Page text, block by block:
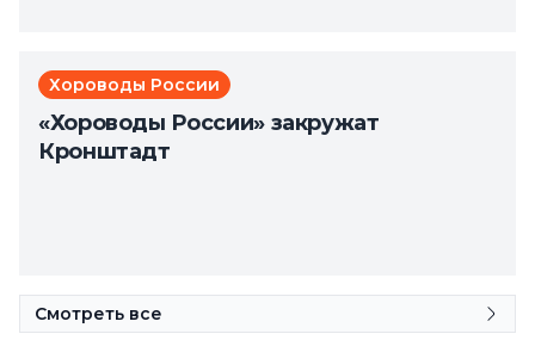
Хороводы России
«Хороводы России» закружат
Кронштадт
Смотреть все